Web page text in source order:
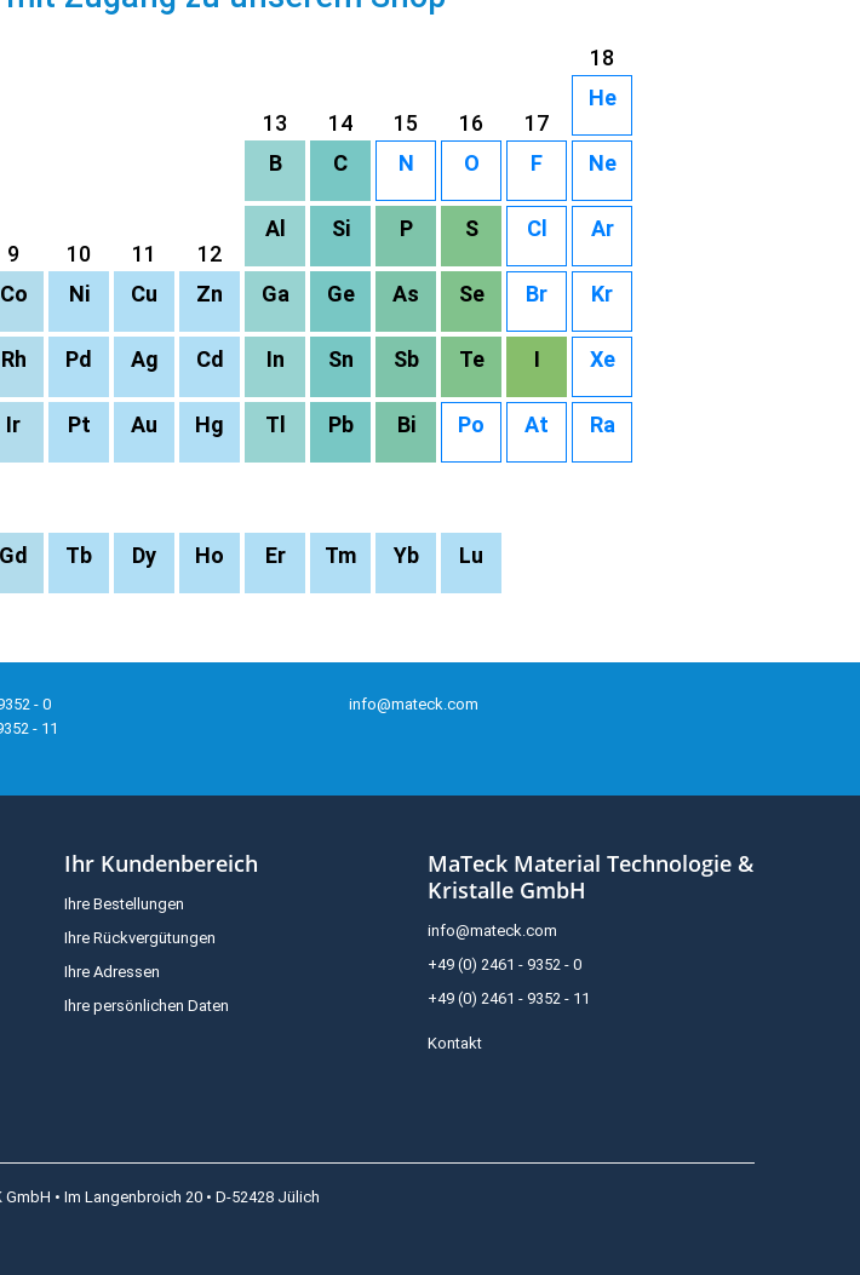
18
13 14 15 16 17
He
B C N O F Ne
9 10 11 12
Al Si P S Cl Ar
Co Ni Cu Zn Ga Ge As Se Br Kr
Rh Pd Ag Cd In Sn Sb Te I Xe
Ir Pt Au Hg Tl Pb Bi Po At Ra
Gd Tb Dy Ho Er Tm Yb Lu
- 0
- 11
info@mateck.com
Ihr Kundenbereich
Ihre Bestellungen
Ihre Rückvergütungen
Ihre Adressen
Ihre persönlichen Daten
MaTeck Material Technologie &
Kristalle GmbH
info@mateck.com
+49 (0) 2461 - 9352 - 0
+49 (0) 2461 - 9352 - 11
Kontakt
• Im Langenbroich 20 • D-52428 Jülich